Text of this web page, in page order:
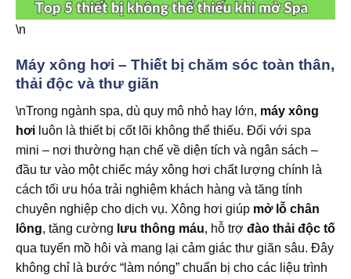
\n
Máy xông hơi – Thiết bị chăm sóc toàn thân,
thải độc và thư giãn
\nTrong ngành spa, dù quy mô nhỏ hay lớn, máy xông
hơi luôn là thiết bị cốt lõi không thể thiếu. Đối với spa
mini – nơi thường hạn chế về diện tích và ngân sách –
đầu tư vào một chiếc máy xông hơi chất lượng chính là
cách tối ưu hóa trải nghiệm khách hàng và tăng tính
chuyên nghiệp cho dịch vụ. Xông hơi giúp mở lỗ chân
lông, tăng cường lưu thông máu, hỗ trợ đào thải độc tố
qua tuyến mồ hôi và mang lại cảm giác thư giãn sâu. Đây
không chỉ là bước “làm nóng” chuẩn bị cho các liệu trình